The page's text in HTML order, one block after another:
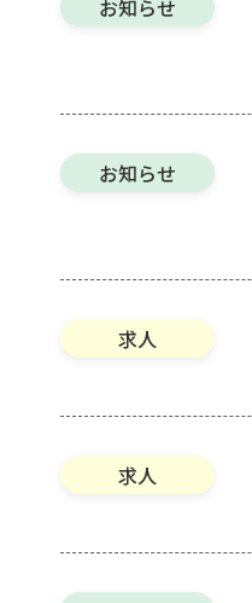
お知らせ
お知らせ
求人
求人